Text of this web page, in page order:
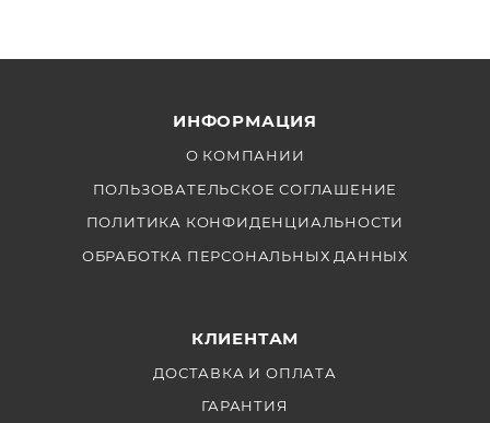
ИНФОРМАЦИЯ
О КОМПАНИИ
ПОЛЬЗОВАТЕЛЬСКОЕ СОГЛАШЕНИЕ
ПОЛИТИКА КОНФИДЕНЦИАЛЬНОСТИ
ОБРАБОТКА ПЕРСОНАЛЬНЫХ ДАННЫХ
КЛИЕНТАМ
ДОСТАВКА И ОПЛАТА
ГАРАНТИЯ